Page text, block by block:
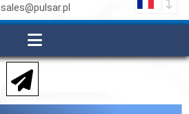
sales@pulsar.pl